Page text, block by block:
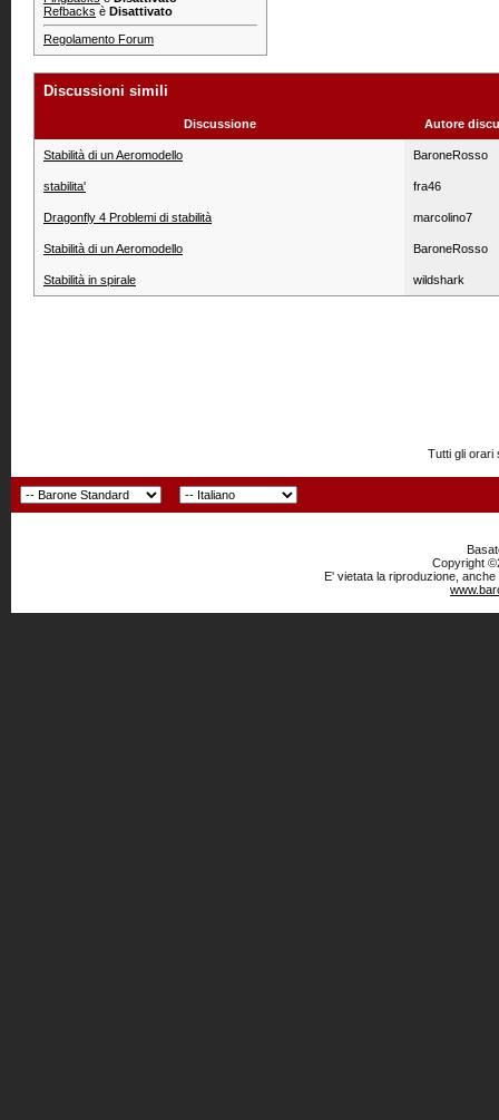
Refbacks è Disattivato
Regolamento Forum
Discussioni simili
Discussione Autore
Stabilità di un Aeromodello BaroneRosso
stabilita' fra46
Dragonfly 4 Problemi di stabilità marcolino7
Stabilità di un Aeromodello BaroneRosso
Stabilità in spirale wildshark
Tutti gli orari
Copyright
E' vietata la riproduzione,